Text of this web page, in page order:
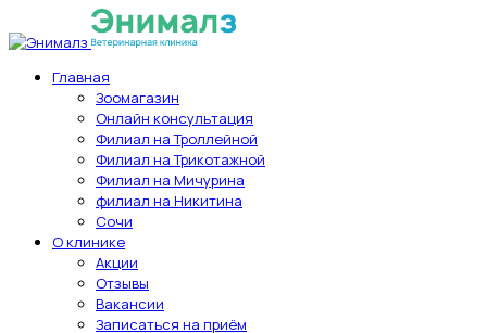
Главная
Зоомагазин
Онлайн консультация
Филиал на Троллейной
Филиал на Трикотажной
Филиал на Мичурина
филиал на Никитина
Сочи
О клинике
Акции
Отзывы
Вакансии
Записаться на приём